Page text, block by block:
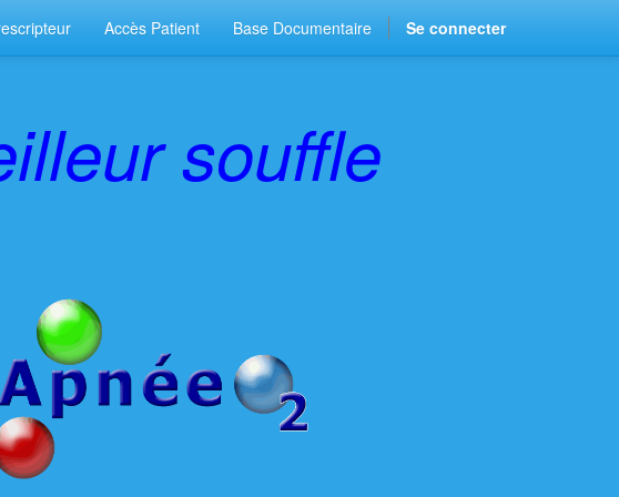
Accès Patient Base Documentaire Se connecter
souffle